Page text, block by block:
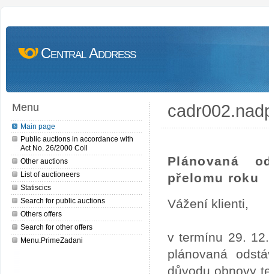
Central Address
Menu
Main page
Public auctions in accordance with
Act No. 26/2000 Coll
Other auctions
List of auctioneers
Statiscics
Search for public auctions
Others offers
Search for other offers
Menu.PrimeZadani
Plánovaná
přelomu roku
Vážení klienti,
v termínu 29.
plánovaná
důvodu obnovy